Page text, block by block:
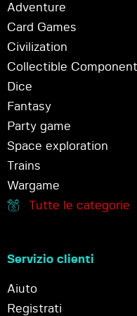
Adventure
Card Games
Civilization
Collectible
Dice
Fantasy
Party game
Space exploration
Trains
Wargame
Tutte le categorie
Servizio clienti
Aiuto
Registrati